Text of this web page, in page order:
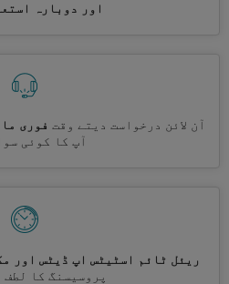
اور دوبارہ
آن لائن درخواست دیتے وقت فوری
آپ کا کوئی
ریئل ٹائم اسٹیٹس اپ ڈیٹس اور
پروسیسنگ کا لطف